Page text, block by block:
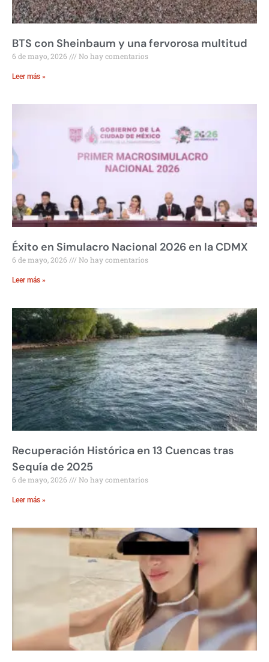
BTS con Sheinbaum y una fervorosa multitud
6 de mayo, 2026 No hay comentarios
Leer más »
Éxito en Simulacro Nacional 2026 en la CDMX
6 de mayo, 2026 No hay comentarios
Leer más »
Recuperación Histórica en 13 Cuencas tras
Sequía de 2025
6 de mayo, 2026 No hay comentarios
Leer más »